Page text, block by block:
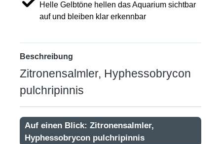
Helle Gelbtöne hellen das Aquarium sichtbar
auf und bleiben klar erkennbar
Beschreibung
Zitronensalmler, Hyphessobrycon
pulchripinnis
Auf einen Blick: Zitronensalmler,
Hyphessobrycon pulchripinnis